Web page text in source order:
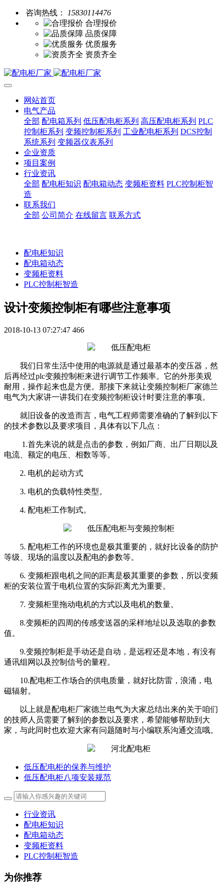
咨询热线：
15830114476
合理报价
品质保障
优质服务
资质齐全
网站首页
电气产品
全部 配电箱系列 低压配电柜系列 高压配电柜系列 PLC
控制柜系列 变频控制柜系列 工业配电柜系列 DCS控制
系统系列 变频器仪表系列
企业资质
项目案例
行业资讯
全部 配电柜知识 配电箱动态 变频柜资料 PLC控制柜智
造
联系我们
全部 公司简介 在线留言 联系方式
配电柜知识
配电箱动态
变频柜资料
PLC控制柜智造
设计变频控制柜有哪些注意事项
2018-10-13 07:27:47 466
我们日常生活中使用的电源就是通过最基本的变压器，然
后再经过plc变频控制柜来进行调节工作频率。它的外形美观
耐用，操作起来也是方便。那接下来就让变频控制柜厂家德兰
电气为大家讲一讲我们在变频控制柜设计时要注意的事项。
就旧设备的改造而言，电气工程师需要准确的了解到以下
的技术参数以及要求项目，具体有以下几点：
1.首先来说的就是点击的参数，例如厂商、出厂日期以及
电流、额定的电压、相数等等。
2. 电机的起动方式
3. 电机的负载特性类型。
4. 配电柜工作制式。
5. 配电柜工作的环境也是极其重要的，就好比设备的防护
等级、现场的温度以及配电的参数等。
6. 变频柜跟电机之间的距离是极其重要的参数，所以变频
柜的安装位置于电机位置的实际距离尤为重要。
7. 变频柜里拖动电机的方式以及电机的数量。
8.变频柜的四周的传感变送器的采样地址以及选取的参数
值。
9.变频控制柜是手动还是自动，是远程还是本地，有没有
通讯组网以及控制信号的量程。
10.配电柜工作场合的供电质量，就好比防雷，浪涌，电
磁辐射。
以上就是配电柜厂家德兰电气为大家总结出来的关于咱们
的技师人员需要了解到的参数以及要求，希望能够帮助到大
家，与此同时也欢迎大家有问题随时与小编联系沟通交流哦。
低压配电柜的保养与维护
低压配电柜八项安装规范
行业资讯
配电柜知识
配电箱动态
变频柜资料
PLC控制柜智造
为你推荐